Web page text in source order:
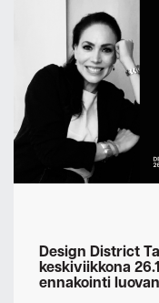
Design District
keskiviikkona
ennakointi